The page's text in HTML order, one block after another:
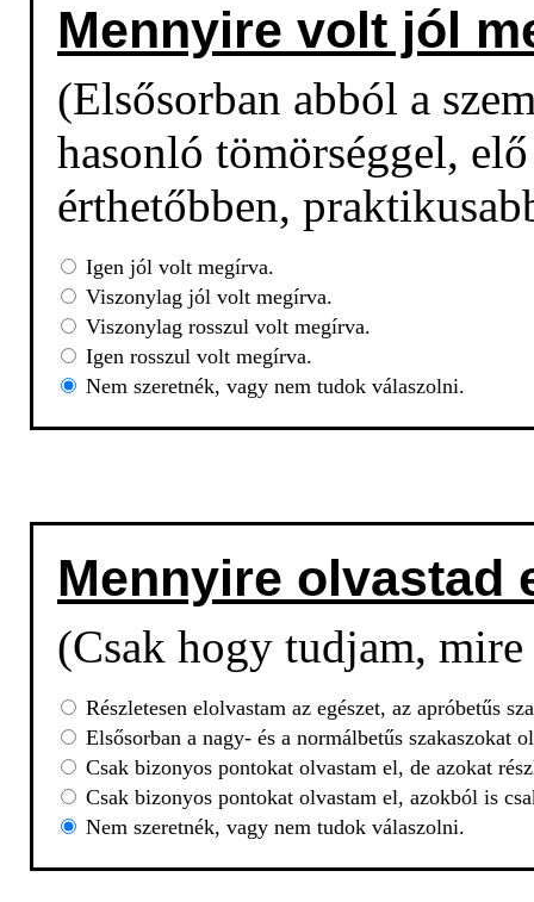
Mennyire volt jól
(Elsősorban abból a
hasonló tömörséggel,
érthetőbben,
Igen jól volt megírva.
Viszonylag jól volt megírva.
Viszonylag rosszul volt megírva.
Igen rosszul volt megírva.
Nem szeretnék, vagy nem tudok válaszolni.
Mennyire olvastad
(Csak hogy tudjam,
Részletesen elolvastam az egészet, az apróbetűs
Elsősorban a nagy- és a normálbetűs szakaszokat
Csak bizonyos pontokat olvastam el, de azokat
Csak bizonyos pontokat olvastam el, azokból is
Nem szeretnék, vagy nem tudok válaszolni.